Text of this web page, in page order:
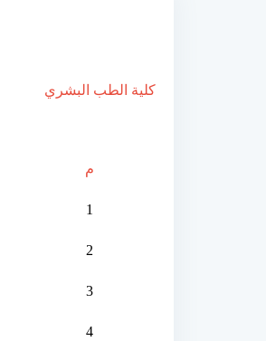
كلية الطب البشري
م
1
2
3
4